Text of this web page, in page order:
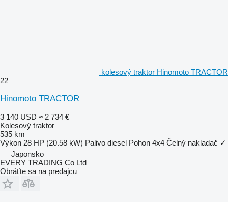
kolesový traktor Hinomoto TRACTOR
22
Hinomoto TRACTOR
3 140 USD ≈ 2 734 €
Kolesový traktor
535 km
Výkon 28 HP (20.58 kW) Palivo diesel Pohon 4x4 Čelný nakladač ✓
Japonsko
EVERY TRADING Co Ltd
Obráťte sa na predajcu